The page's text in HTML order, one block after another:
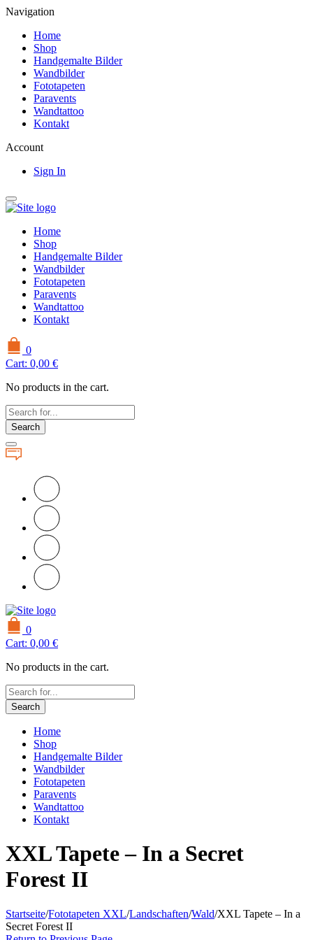
Navigation
Home
Shop
Handgemalte Bilder
Wandbilder
Fototapeten
Paravents
Wandtattoo
Kontakt
Account
Sign In
Home
Shop
Handgemalte Bilder
Wandbilder
Fototapeten
Paravents
Wandtattoo
Kontakt
0
Cart: 0,00 €
No products in the cart.
Search
0
Cart: 0,00 €
No products in the cart.
Search
Home
Shop
Handgemalte Bilder
Wandbilder
Fototapeten
Paravents
Wandtattoo
Kontakt
XXL Tapete – In a Secret
Forest II
Startseite/Fototapeten XXL/Landschaften/Wald/XXL Tapete – In a
Secret Forest II